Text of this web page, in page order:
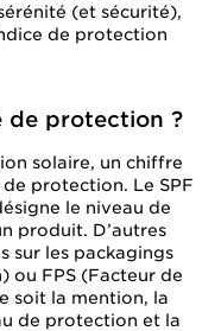
(et sécurité),
de protection
de protection ?
solaire, un chiffre
protection. Le SPF
le niveau de
produit. D’autres
sur les packagings
ou FPS (Facteur de
soit la mention, la
de protection et la